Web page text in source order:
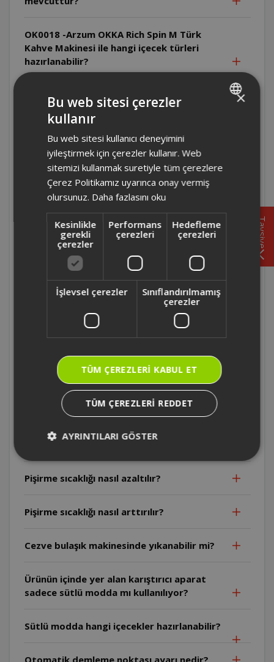
OK0018 -Arzum OKKA Rich Spin M Türk
Kahve Makinesi ile hangi içecek türleri
hazırlanabilir?
OK0018 -Arzum OKKA Rich Spin M Türk
Kahve Makinesi motor ve ısıtma gücü kaç
Watt'tır?
OK0018 -Arzum OKKA Rich Spin M Türk
Kahve Makinesi fincan kapasitesi ne
kadardır?
OK0018 -Arzum OKKA Rich Spin M Türk
Kahve Makinesi'nin cezvesinin altı çelik
Kahve Makinesi sıcaklık ayarlayabilme
OK0018 -Arzum OKKA Rich Spin M Türk
var mı?
Demleme noktası ölçümleme ayarı nasıl
Cezvedeki kireçlenmeyi nasıl giderilir?
Pişirme sıcaklığı nasıl azaltılır?
Pişirme sıcaklığı nasıl arttırılır?
Cezve bulaşık makinesinde yıkanabilir mi?
Ürünün içinde yer alan karıştırıcı aparat
sadece sütlü modda mı kullanılıyor?
Sütlü modda hangi içecekler hazırlanabilir?
Otomatik demleme noktası ayarı nedir?
Tavsiye
×
Bu web sitesi çerezler
kullanır
Bu web sitesi kullanıcı deneyimini
iyileştirmek için çerezler kullanır. Web
sitemizi kullanmak suretiyle tüm çerezlere
Çerez Politikamız uyarınca onay vermiş
olursunuz. Daha fazlasını oku
Kesinlikle
gerekli
çerezler
Performans
çerezleri
Hedefleme
çerezleri
İşlevsel çerezler
Sınıflandırılmamış
çerezler
TÜM ÇEREZLERI KABUL ET
TÜM ÇEREZLERI REDDET
AYRINTILARI GÖSTER